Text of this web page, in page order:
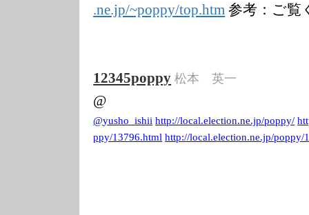
.ne.jp/~poppy/top.htm 参考：ご覧
12345poppy 松本 英一
@
@yusho_ishii http://local.election.ne.jp/poppy/
ppy/13796.html http://local.election.ne.jp/poppy/